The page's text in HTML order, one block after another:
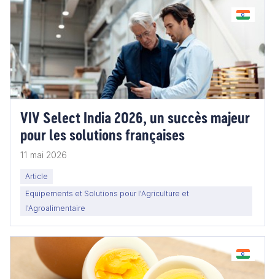
VIV Select India 2026, un succès majeur
pour les solutions françaises
11 mai 2026
Article
Equipements et Solutions pour l'Agriculture et
l'Agroalimentaire